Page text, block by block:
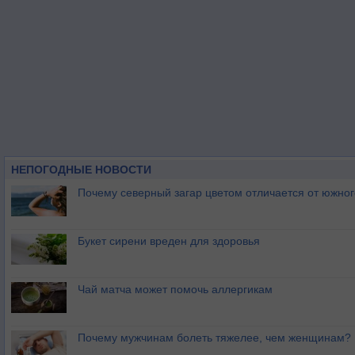
НЕПОГОДНЫЕ НОВОСТИ
Почему северный загар цветом отличается от
Букет сирени вреден для здоровья
Чай матча может помочь аллергикам
Почему мужчинам болеть тяжелее, чем женщинам?